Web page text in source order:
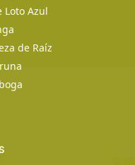
Loto Azul
de Raíz